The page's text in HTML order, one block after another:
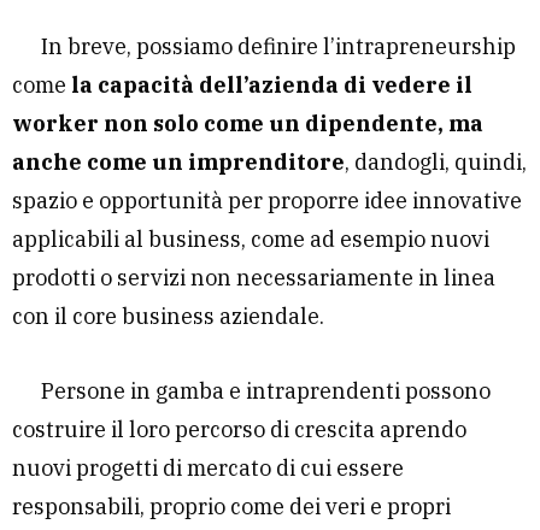
In breve, possiamo definire l’intrapreneurship
come la capacità dell’azienda di vedere il
worker non solo come un dipendente, ma
anche come un imprenditore, dandogli, quindi,
spazio e opportunità per proporre idee innovative
applicabili al business, come ad esempio nuovi
prodotti o servizi non necessariamente in linea
con il core business aziendale.
Persone in gamba e intraprendenti possono
costruire il loro percorso di crescita aprendo
nuovi progetti di mercato di cui essere
responsabili, proprio come dei veri e propri